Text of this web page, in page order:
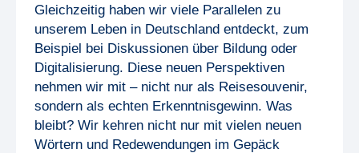
Gleichzeitig haben wir viele Parallelen zu
unserem Leben in Deutschland entdeckt, zum
Beispiel bei Diskussionen über Bildung oder
Digitalisierung. Diese neuen Perspektiven
nehmen wir mit – nicht nur als Reisesouvenir,
sondern als echten Erkenntnisgewinn. Was
bleibt? Wir kehren nicht nur mit vielen neuen
Wörtern und Redewendungen im Gepäck